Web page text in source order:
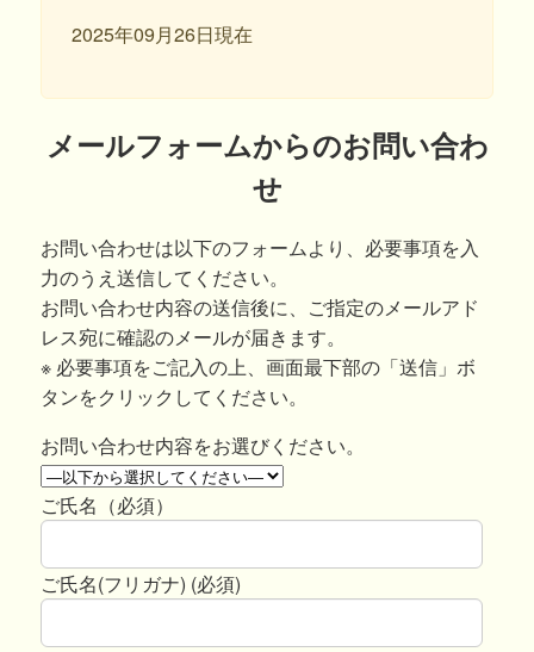
2025年09月26日現在
メールフォームからのお問い合わ
せ
お問い合わせは以下のフォームより、必要事項を入
力のうえ送信してください。
お問い合わせ内容の送信後に、ご指定のメールアド
レス宛に確認のメールが届きます。
※ 必要事項をご記入の上、画面最下部の「送信」ボ
タンをクリックしてください。
お問い合わせ内容をお選びください。
ご氏名（必須）
ご氏名(フリガナ) (必須)